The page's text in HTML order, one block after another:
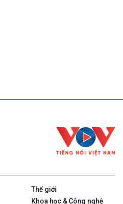
Thế giới
Khoa học & Công nghệ